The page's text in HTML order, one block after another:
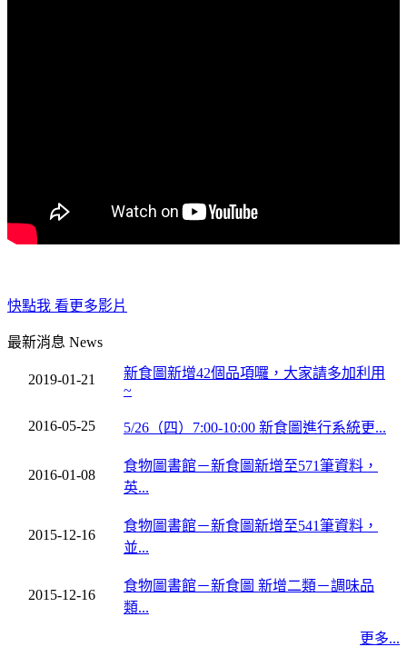
快點我 看更多影片
最新消息 News
2019-01-21
新食圖新增42個品項囉，大家請多加利用
~
2016-05-25 5/26（四）7:00-10:00 新食圖進行系統更...
2016-01-08
食物圖書館－新食圖新增至571筆資料，
英...
2015-12-16
食物圖書館－新食圖新增至541筆資料，
並...
2015-12-16
食物圖書館－新食圖 新增二類－調味品
類...
更多...